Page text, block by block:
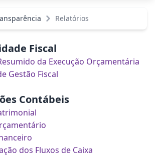
Relatórios
Fiscal
da Execução Orçamentária
Gestão Fiscal
Contábeis
dos Fluxos de Caixa